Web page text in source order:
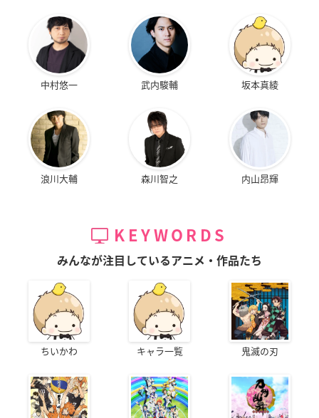
中村悠一 武内駿輔 坂本真綾
浪川大輔 森川智之 内山昂輝
KEYWORDS
みんなが注目しているアニメ・作品たち
ちいかわ キャラ一覧 鬼滅の刃